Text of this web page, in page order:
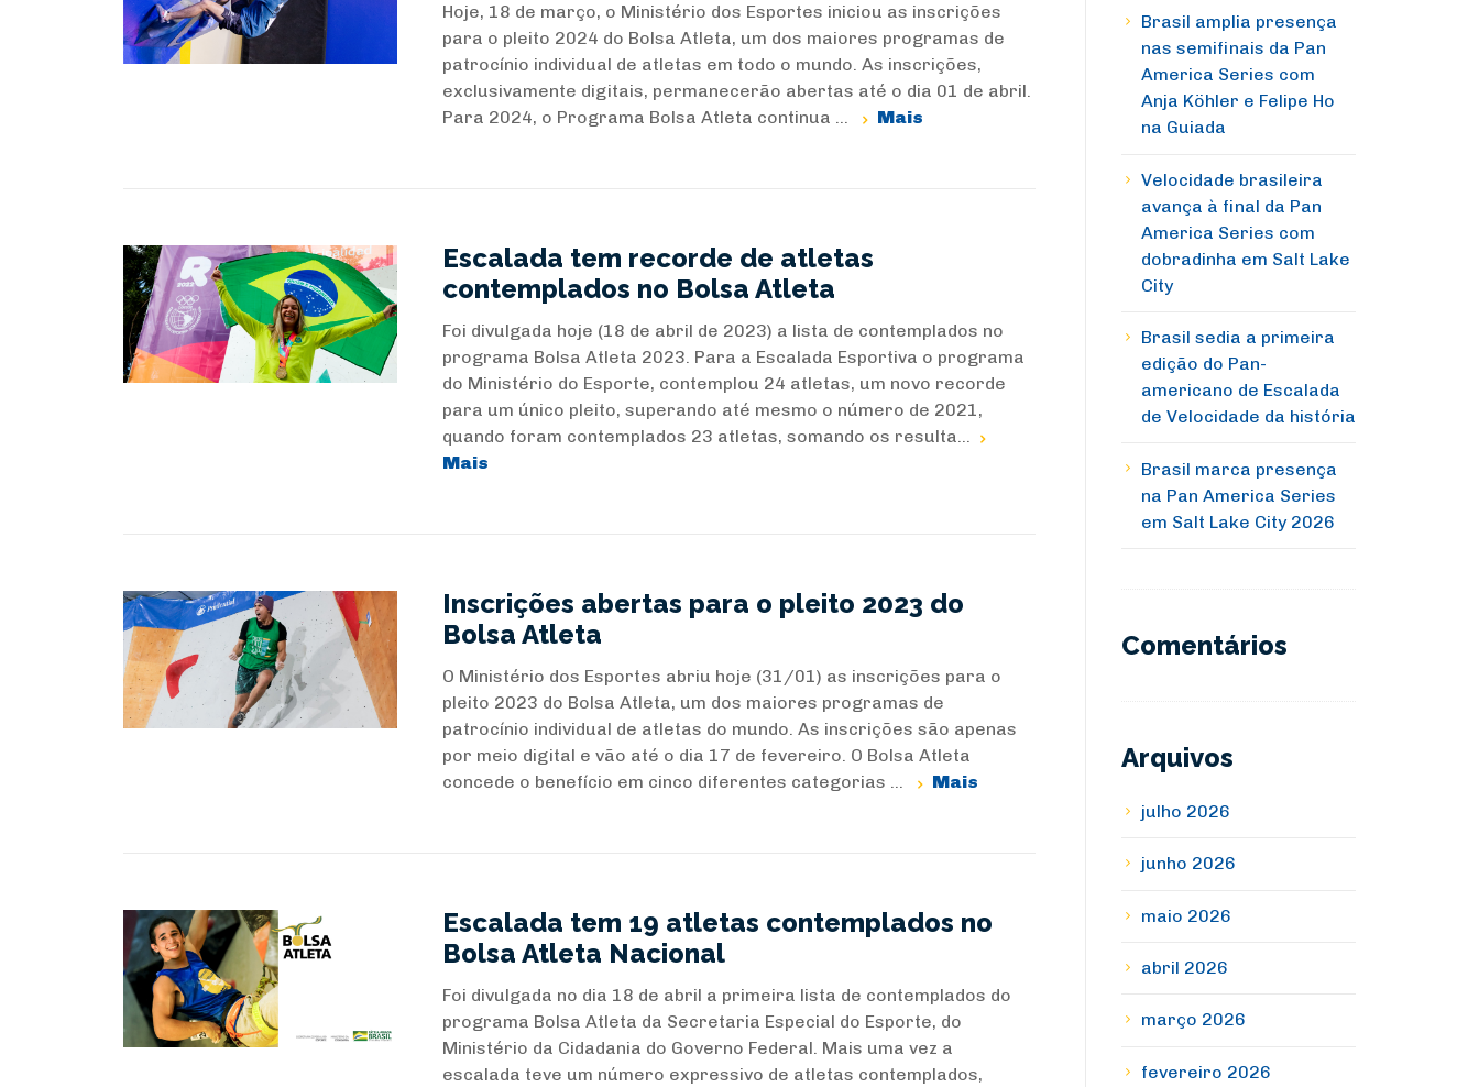
Hoje, 18 de março, o Ministério dos Esportes iniciou as inscrições
para o pleito 2024 do Bolsa Atleta, um dos maiores programas de
patrocínio individual de atletas em todo o mundo. As inscrições,
exclusivamente digitais, permanecerão abertas até o dia 01 de abril.
Para 2024, o Programa Bolsa Atleta continua ...
Mais
Escalada tem recorde de atletas
contemplados no Bolsa Atleta
Foi divulgada hoje (18 de abril de 2023) a lista de contemplados no
programa Bolsa Atleta 2023. Para a Escalada Esportiva o programa
do Ministério do Esporte, contemplou 24 atletas, um novo recorde
para um único pleito, superando até mesmo o número de 2021,
quando foram contemplados 23 atletas, somando os resulta...
Mais
Inscrições abertas para o pleito 2023 do
Bolsa Atleta
O Ministério dos Esportes abriu hoje (31/01) as inscrições para o
pleito 2023 do Bolsa Atleta, um dos maiores programas de
patrocínio individual de atletas do mundo. As inscrições são apenas
por meio digital e vão até o dia 17 de fevereiro. O Bolsa Atleta
concede o benefício em cinco diferentes categorias ...
Mais
Escalada tem 19 atletas contemplados no
Bolsa Atleta Nacional
Foi divulgada no dia 18 de abril a primeira lista de contemplados do
programa Bolsa Atleta da Secretaria Especial do Esporte, do
Ministério da Cidadania do Governo Federal. Mais uma vez a
escalada teve um número expressivo de atletas contemplados,
Brasil amplia presença
nas semifinais da Pan
America Series com
Anja Köhler e Felipe Ho
na Guiada
Velocidade brasileira
avança à final da Pan
America Series com
dobradinha em Salt Lake
City
Brasil sedia a primeira
edição do Pan-
americano de Escalada
de Velocidade da história
Brasil marca presença
na Pan America Series
em Salt Lake City 2026
Comentários
Arquivos
julho 2026
junho 2026
maio 2026
abril 2026
março 2026
fevereiro 2026